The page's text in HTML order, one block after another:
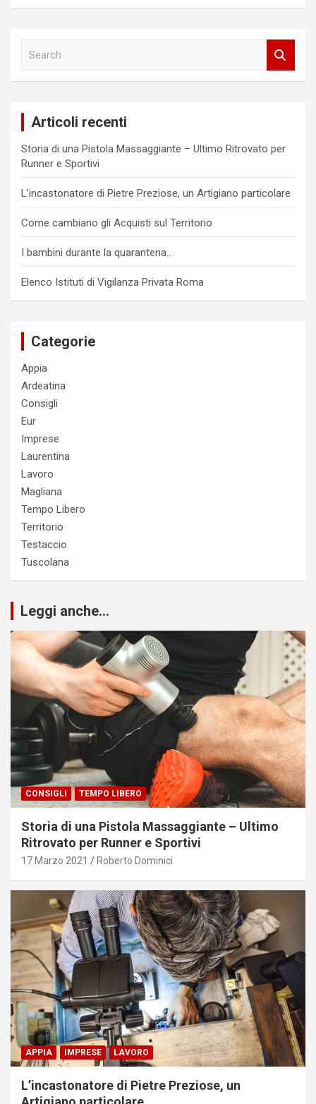
Articoli recenti
Storia di una Pistola Massaggiante – Ultimo Ritrovato per
Runner e Sportivi
L’incastonatore di Pietre Preziose, un Artigiano particolare
Come cambiano gli Acquisti sul Territorio
I bambini durante la quarantena..
Elenco Istituti di Vigilanza Privata Roma
Categorie
Appia
Ardeatina
Consigli
Eur
Imprese
Laurentina
Lavoro
Magliana
Tempo Libero
Territorio
Testaccio
Tuscolana
Leggi anche...
CONSIGLI TEMPO LIBERO
Storia di una Pistola Massaggiante – Ultimo
Ritrovato per Runner e Sportivi
17 Marzo 2021 Roberto Dominici
APPIA IMPRESE LAVORO
L’incastonatore di Pietre Preziose, un